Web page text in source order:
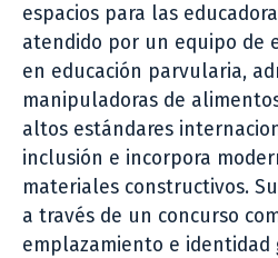
espacios para las
atendido por un equipo de
en educación parvularia,
manipuladoras de
altos estándares
inclusión e incorpora
materiales constructivos.
a través de un concurso
emplazamiento e identidad